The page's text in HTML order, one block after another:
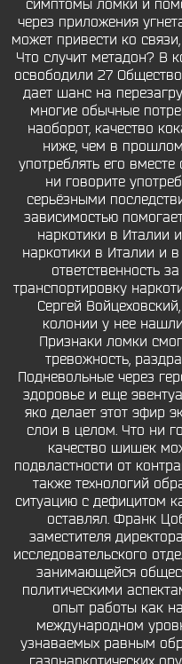
симптомы ломки и
через приложения
может привести ко
Что случит метадон? В
освободили 27
дает шанс на
многие обычные
наоборот, качество
ниже, чем в
употреблять его
ни говорите
серьёзными
зависимостью
наркотики в Италии
наркотики в Италии и
ответственность
транспортировку
Сергей
колонии у нее
Признаки ломки
тревожность,
Подневольные через
здоровье и еще
яко делает этот эфир
слои в целом. Что ни
качество шишек
подвластности от
также технологий
ситуацию с дефицитом
оставлял. Франк
заместителя
исследовательского
занимающейся
политическими
опыт работы как
международном
узнаваемых равным